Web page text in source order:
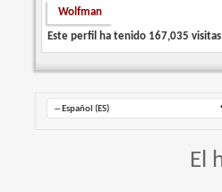
Wolfman
Este perfil ha tenido 167,035 visitas
El